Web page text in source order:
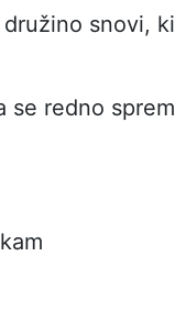
snovi,
se redno